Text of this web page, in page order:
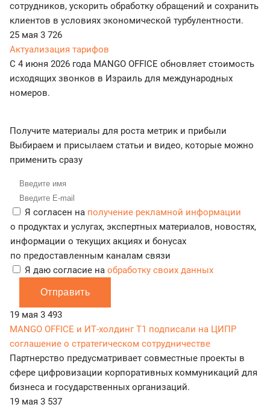
сотрудников, ускорить обработку обращений и сохранить
клиентов в условиях экономической турбулентности.
25 мая 3 726
Актуализация тарифов
С 4 июня 2026 года MANGO OFFICE обновляет стоимость
исходящих звонков в Израиль для международных
номеров.
Получите материалы для роста метрик и прибыли
Выбираем и присылаем статьи и видео, которые можно
применить сразу
Я согласен на получение рекламной информации
о продуктах и услугах, экспертных материалов, новостях,
информации о текущих акциях и бонусах
по предоставленным каналам связи
Я даю согласие на обработку своих данных
Отправить
19 мая 3 493
MANGO OFFICE и ИТ-холдинг Т1 подписали на ЦИПР
соглашение о стратегическом сотрудничестве
Партнерство предусматривает совместные проекты в
сфере цифровизации корпоративных коммуникаций для
бизнеса и государственных организаций.
19 мая 3 537